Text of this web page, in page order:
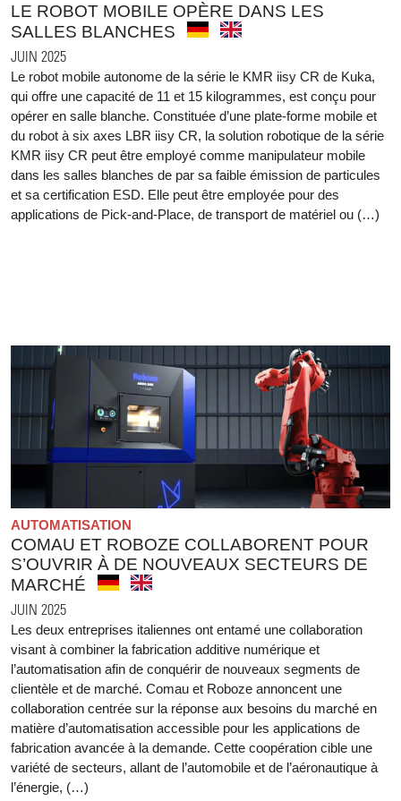
LE ROBOT MOBILE OPÈRE DANS LES
SALLES BLANCHES
JUIN 2025
Le robot mobile autonome de la série le KMR iisy CR de Kuka,
qui offre une capacité de 11 et 15 kilogrammes, est conçu pour
opérer en salle blanche. Constituée d’une plate-forme mobile et
du robot à six axes LBR iisy CR, la solution robotique de la série
KMR iisy CR peut être employé comme manipulateur mobile
dans les salles blanches de par sa faible émission de particules
et sa certification ESD. Elle peut être employée pour des
applications de Pick-and-Place, de transport de matériel ou (…)
AUTOMATISATION
COMAU ET ROBOZE COLLABORENT POUR
S’OUVRIR À DE NOUVEAUX SECTEURS DE
MARCHÉ
JUIN 2025
Les deux entreprises italiennes ont entamé une collaboration
visant à combiner la fabrication additive numérique et
l’automatisation afin de conquérir de nouveaux segments de
clientèle et de marché. Comau et Roboze annoncent une
collaboration centrée sur la réponse aux besoins du marché en
matière d’automatisation accessible pour les applications de
fabrication avancée à la demande. Cette coopération cible une
variété de secteurs, allant de l’automobile et de l’aéronautique à
l’énergie, (…)